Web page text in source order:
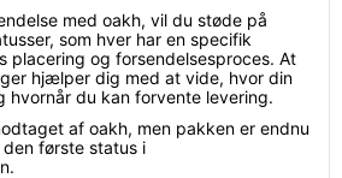
med oakh, vil du støde på
som hver har en specifik
placering og forsendelsesproces. At
hjælper dig med at vide, hvor din
hvornår du kan forvente levering.
af oakh, men pakken er endnu
første status i